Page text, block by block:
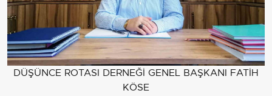
DÜŞÜNCE ROTASI DERNEĞİ GENEL BAŞKANI FATİH
KÖSE